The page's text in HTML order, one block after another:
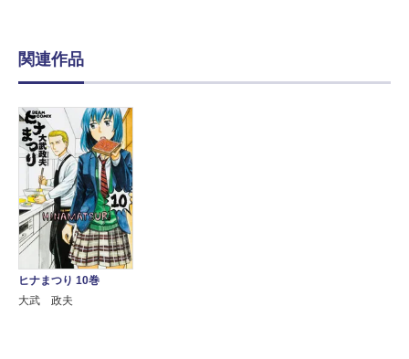
関連作品
ヒナまつり 10巻
大武 政夫